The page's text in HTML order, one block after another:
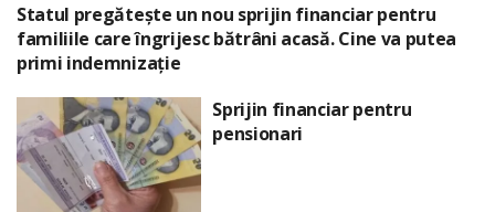
Statul pregătește un nou sprijin financiar pentru
familiile care îngrijesc bătrâni acasă. Cine va putea
primi indemnizație
Sprijin financiar pentru
pensionari